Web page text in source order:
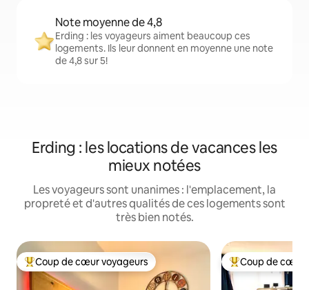
Note moyenne de 4,8
Erding : les voyageurs aiment beaucoup ces
logements. Ils leur donnent en moyenne une note
de 4,8 sur 5!
Erding : les locations de vacances les
mieux notées
Les voyageurs sont unanimes : l'emplacement, la
propreté et d'autres qualités de ces logements sont
très bien notés.
Coup de cœur voyageurs parmi les plus aimés
Coup de cœur voyageurs Coup de cœur
Coup de cœur